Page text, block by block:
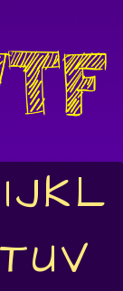
IJKL
TUV